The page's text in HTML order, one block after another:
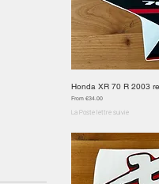
Quick
Honda XR 70 R 2003
From €34.00
Sale Price
La Poste lettre suivie